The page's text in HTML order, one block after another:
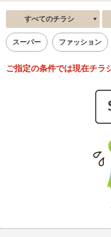
すべてのチラシ
スーパー ファッション
ご指定の条件では現在チラ